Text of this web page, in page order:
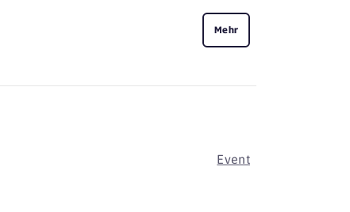
Mehr
Event